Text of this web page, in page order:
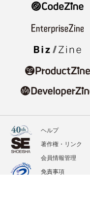
ヘルプ
著作権・リンク
会員情報管理
免責事項